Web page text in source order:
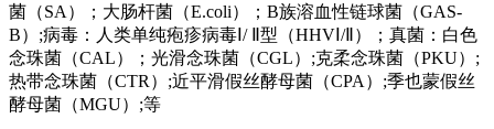
菌（SA）；大肠杆菌（E.coli）；B族溶血性链球菌（GAS-
B）;病毒：人类单纯疱疹病毒Ⅰ/ Ⅱ型（HHVⅠ/Ⅱ）；真菌：白色
念珠菌（CAL）；光滑念珠菌（CGL）;克柔念珠菌（PKU）;
热带念珠菌（CTR）;近平滑假丝酵母菌（CPA）;季也蒙假丝
酵母菌（MGU）;等